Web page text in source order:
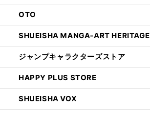
OTO
SHUEISHA MANGA-ART HERITAGE
ジャンプキャラクターズストア
HAPPY PLUS STORE
SHUEISHA VOX